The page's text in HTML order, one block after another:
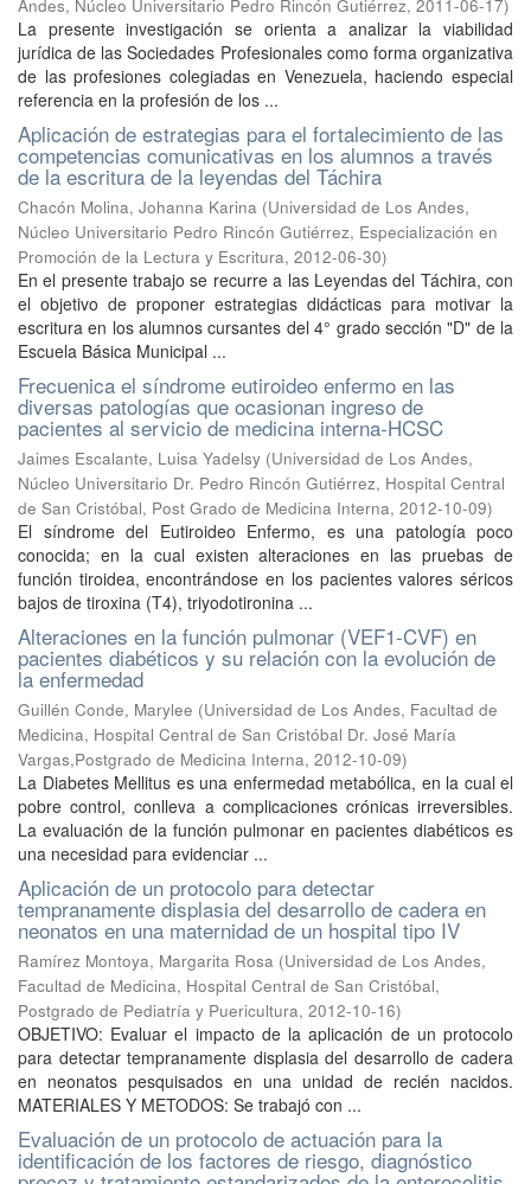
Andes, Núcleo Universitario Pedro Rincón Gutiérrez, 2011-06-17)
La presente investigación se orienta a analizar la viabilidad
jurídica de las Sociedades Profesionales como forma organizativa
de las profesiones colegiadas en Venezuela, haciendo especial
referencia en la profesión de los ...
Aplicación de estrategias para el fortalecimiento de las
competencias comunicativas en los alumnos a través
de la escritura de la leyendas del Táchira
Chacón Molina, Johanna Karina (Universidad de Los Andes,
Núcleo Universitario Pedro Rincón Gutiérrez, Especialización en
Promoción de la Lectura y Escritura, 2012-06-30)
En el presente trabajo se recurre a las Leyendas del Táchira, con
el objetivo de proponer estrategias didácticas para motivar la
escritura en los alumnos cursantes del 4° grado sección "D" de la
Escuela Básica Municipal ...
Frecuenica el síndrome eutiroideo enfermo en las
diversas patologías que ocasionan ingreso de
pacientes al servicio de medicina interna-HCSC
Jaimes Escalante, Luisa Yadelsy (Universidad de Los Andes,
Núcleo Universitario Dr. Pedro Rincón Gutiérrez, Hospital Central
de San Cristóbal, Post Grado de Medicina Interna, 2012-10-09)
El síndrome del Eutiroideo Enfermo, es una patología poco
conocida; en la cual existen alteraciones en las pruebas de
función tiroidea, encontrándose en los pacientes valores séricos
bajos de tiroxina (T4), triyodotironina ...
Alteraciones en la función pulmonar (VEF1-CVF) en
pacientes diabéticos y su relación con la evolución de
la enfermedad
Guillén Conde, Marylee (Universidad de Los Andes, Facultad de
Medicina, Hospital Central de San Cristóbal Dr. José María
Vargas,Postgrado de Medicina Interna, 2012-10-09)
La Diabetes Mellitus es una enfermedad metabólica, en la cual el
pobre control, conlleva a complicaciones crónicas irreversibles.
La evaluación de la función pulmonar en pacientes diabéticos es
una necesidad para evidenciar ...
Aplicación de un protocolo para detectar
tempranamente displasia del desarrollo de cadera en
neonatos en una maternidad de un hospital tipo IV
Ramírez Montoya, Margarita Rosa (Universidad de Los Andes,
Facultad de Medicina, Hospital Central de San Cristóbal,
Postgrado de Pediatría y Puericultura, 2012-10-16)
OBJETIVO: Evaluar el impacto de la aplicación de un protocolo
para detectar tempranamente displasia del desarrollo de cadera
en neonatos pesquisados en una unidad de recién nacidos.
MATERIALES Y METODOS: Se trabajó con ...
Evaluación de un protocolo de actuación para la
identificación de los factores de riesgo, diagnóstico